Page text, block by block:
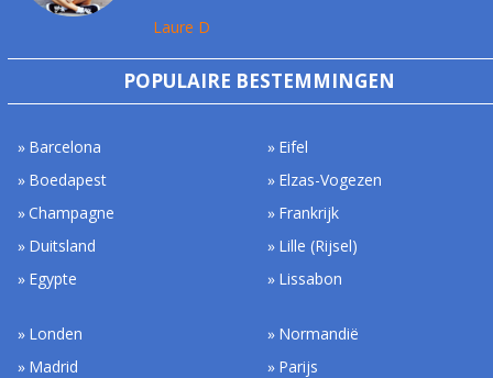
Laure D
POPULAIRE BESTEMMINGEN
Barcelona
Boedapest
Champagne
Duitsland
Egypte
Eifel
Elzas-Vogezen
Frankrijk
Lille (Rijsel)
Lissabon
Londen
Madrid
Normandië
Parijs